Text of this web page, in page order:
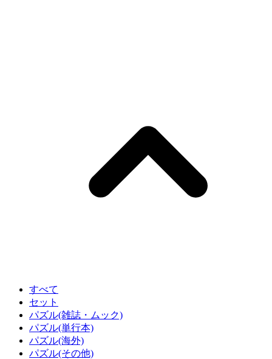
すべて
セット
パズル(雑誌・ムック)
パズル(単行本)
パズル(海外)
パズル(その他)